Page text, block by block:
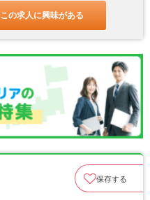
この求人に興味がある
保存する